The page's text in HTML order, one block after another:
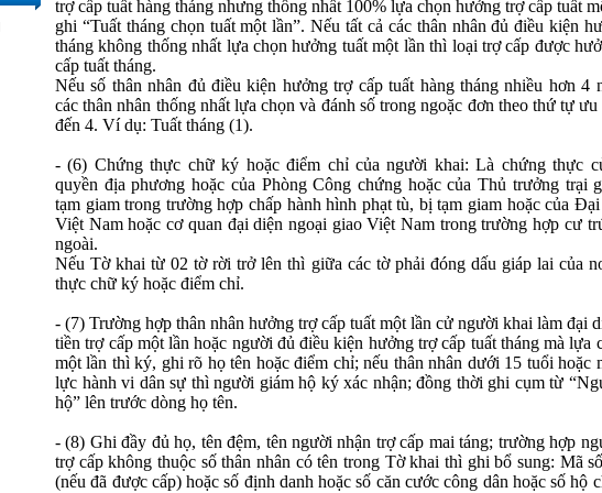
trợ cấp tuất hàng tháng nhưng thống nhất 100% lựa chọn hưởng trợ cấp tuất
ghi “Tuất tháng chọn tuất một lần”. Nếu tất cả các thân nhân đủ điều kiện
tháng không thống nhất lựa chọn hưởng tuất một lần thì loại trợ cấp được
cấp tuất tháng.
Nếu số thân nhân đủ điều kiện hưởng trợ cấp tuất hàng tháng nhiều hơn 4
các thân nhân thống nhất lựa chọn và đánh số trong ngoặc đơn theo thứ tự
đến 4. Ví dụ: Tuất tháng (1).
- (6) Chứng thực chữ ký hoặc điểm chỉ của người khai: Là chứng thực
quyền địa phương hoặc của Phòng Công chứng hoặc của Thủ trưởng trại
tạm giam trong trường hợp chấp hành hình phạt tù, bị tạm giam hoặc của
Việt Nam hoặc cơ quan đại diện ngoại giao Việt Nam trong trường hợp cư
ngoài.
Nếu Tờ khai từ 02 tờ rời trở lên thì giữa các tờ phải đóng dấu giáp lai của
thực chữ ký hoặc điểm chỉ.
- (7) Trường hợp thân nhân hưởng trợ cấp tuất một lần cử người khai làm đại
tiền trợ cấp một lần hoặc người đủ điều kiện hưởng trợ cấp tuất tháng mà lựa
một lần thì ký, ghi rõ họ tên hoặc điểm chỉ; nếu thân nhân dưới 15 tuổi hoặc
lực hành vi dân sự thì người giám hộ ký xác nhận; đồng thời ghi cụm từ
hộ” lên trước dòng họ tên.
- (8) Ghi đầy đủ họ, tên đệm, tên người nhận trợ cấp mai táng; trường hợp
trợ cấp không thuộc số thân nhân có tên trong Tờ khai thì ghi bổ sung: Mã
(nếu đã được cấp) hoặc số định danh hoặc số căn cước công dân hoặc số hộ